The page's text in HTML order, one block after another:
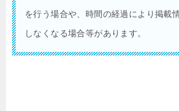
を行う場合や、時間の経過により掲載
しなくなる場合等があります。